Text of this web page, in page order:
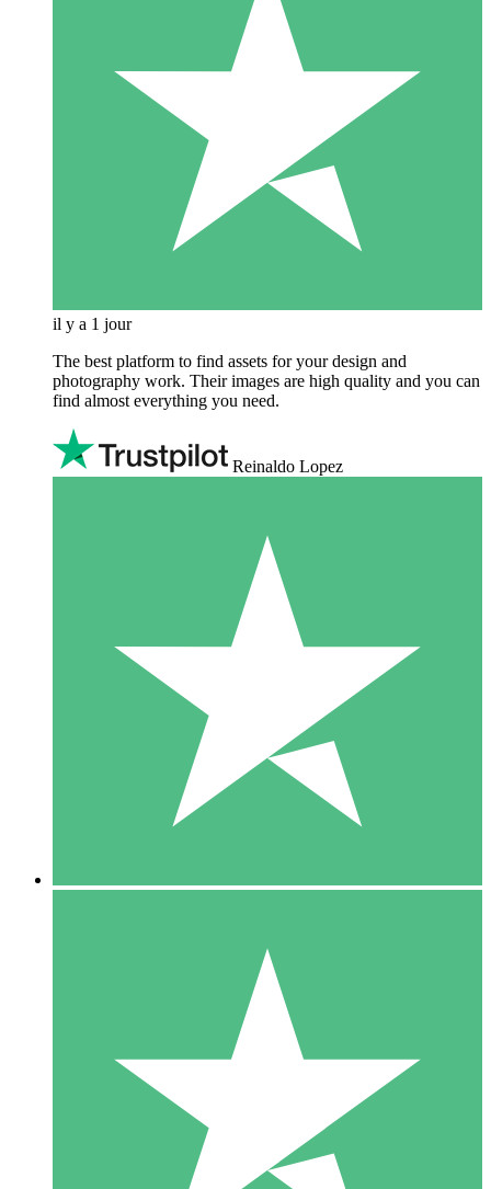
il y a 1 jour
The best platform to find assets for your design and
photography work. Their images are high quality and you can
find almost everything you need.
Reinaldo Lopez